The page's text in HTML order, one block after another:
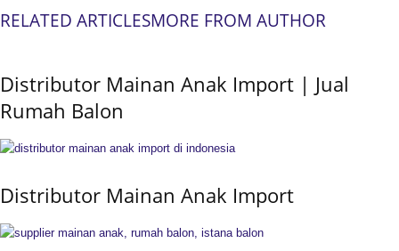
RELATED ARTICLESMORE FROM AUTHOR
Distributor Mainan Anak Import | Jual
Rumah Balon
Distributor Mainan Anak Import